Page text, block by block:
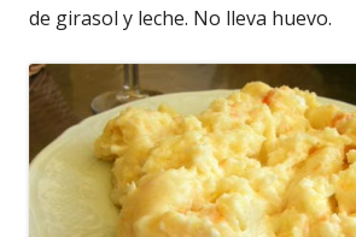
de girasol y leche. No lleva huevo.